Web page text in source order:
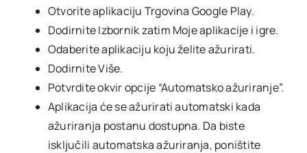
Otvorite aplikaciju Trgovina Google Play.
Dodirnite Izbornik zatim Moje aplikacije i igre.
Odaberite aplikaciju koju želite ažurirati.
Dodirnite Više.
Potvrdite okvir opcije “Automatsko ažuriranje”.
Aplikacija će se ažurirati automatski kada
ažuriranja postanu dostupna. Da biste
isključili automatska ažuriranja, poništite